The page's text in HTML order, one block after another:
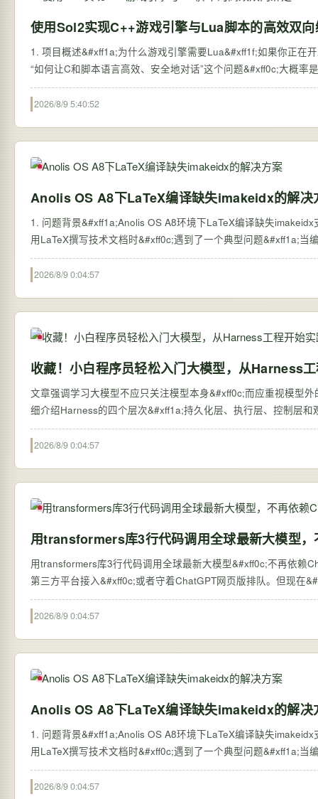
使用Sol2实现C++游戏引擎与Lua脚本的高效双
1. 项目概述&#xff1a;为什么游戏引擎需要Lua&#xff1f;如果你正在
“如何让C和脚本语言高效、安全地对话”这个问题&#xff0c;大概
2026/8/9 5:40:52
Anolis OS A8下LaTeX编译缺失imakeidx的解决
1. 问题背景&#xff1a;Anolis OS A8环境下LaTeX编译缺失
用LaTeX撰写技术文档时&#xff0c;遇到了一个典型问题&#xff1a;
2026/8/9 0:04:57
收藏！小白程序员轻松入门大模型，从Harness
文章强调学习大模型不应只关注模型本身&#xff0c;而应重视模型
细介绍Harness的四个层次&#xff1a;持久化层、执行层、控制层
2026/8/9 0:04:57
用transformers库3行代码调用全球最新大模型
用transformers库3行代码调用全球最新大模型&#xff0c;不再依赖ChatGPT网页版 过去&#xff0c;想体验全球最新的大语
第三方平台接入&#xff0c;或者守着ChatGPT网页版排队。但现在
2026/8/9 0:04:57
Anolis OS A8下LaTeX编译缺失imakeidx的解决
1. 问题背景&#xff1a;Anolis OS A8环境下LaTeX编译缺失
用LaTeX撰写技术文档时&#xff0c;遇到了一个典型问题&#xff1a;
2026/8/9 0:04:57